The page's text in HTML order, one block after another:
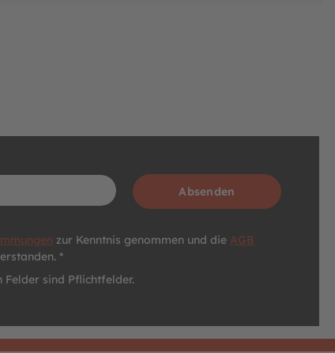
Absenden
zur Kenntnis genommen und die AGB
*
Felder sind Pflichtfelder.